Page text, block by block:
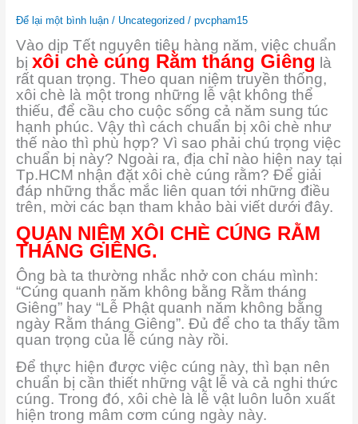
Để lại một bình luận / Uncategorized / pvcpham15
Vào dịp Tết nguyên tiêu hàng năm, việc chuẩn
bị xôi chè cúng Rằm tháng Giêng là
rất quan trọng. Theo quan niệm truyền thống,
xôi chè là một trong những lễ vật không thể
thiếu, để cầu cho cuộc sống cả năm sung túc
hạnh phúc. Vậy thì cách chuẩn bị xôi chè như
thế nào thì phù hợp? Vì sao phải chú trọng việc
chuẩn bị này? Ngoài ra, địa chỉ nào hiện nay tại
Tp.HCM nhận đặt xôi chè cúng rằm? Để giải
đáp những thắc mắc liên quan tới những điều
trên, mời các bạn tham khảo bài viết dưới đây.
QUAN NIỆM XÔI CHÈ CÚNG RẰM
THÁNG GIÊNG.
Ông bà ta thường nhắc nhở con cháu mình:
“Cúng quanh năm không bằng Rằm tháng
Giêng” hay “Lễ Phật quanh năm không bằng
ngày Rằm tháng Giêng”. Đủ để cho ta thấy tầm
quan trọng của lễ cúng này rồi.
Để thực hiện được việc cúng này, thì bạn nên
chuẩn bị cần thiết những vật lễ và cả nghi thức
cúng. Trong đó, xôi chè là lễ vật luôn luôn xuất
hiện trong mâm cơm cúng ngày này.
Rằm
Giêng
Ngon
Nhất
Tp.HCM